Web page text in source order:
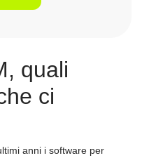
quali
ci
anni i software per